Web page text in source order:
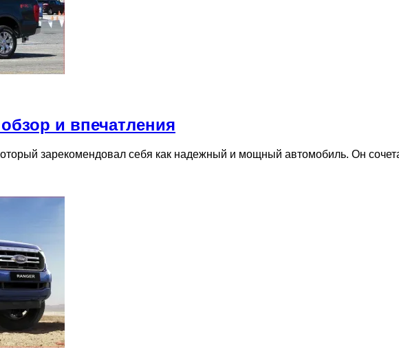
и впечатления
зарекомендовал себя как надежный и мощный автомобиль. Он